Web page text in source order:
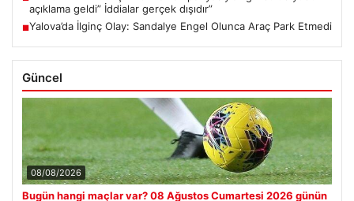
açıklama geldi” İddialar gerçek dışıdır”
■Yalova’da İlginç Olay: Sandalye Engel Olunca Araç Park Etmedi
Güncel
08/08/2026
Bugün hangi maçlar var? 08 Ağustos Cumartesi 2026 günün